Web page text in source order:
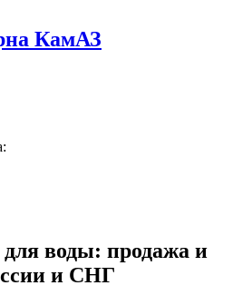
КамАЗ
воды: продажа и
и СНГ